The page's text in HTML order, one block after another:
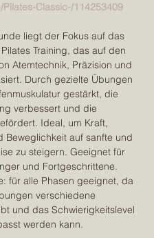
Classic-/114253409
liegt der Fokus auf das
Training, das auf den
Atemtechnik, Präzision und
Durch gezielte Übungen
gestärkt, die
verbessert und die
Ideal, um Kraft,
Beweglichkeit auf sanfte und
zu steigern. Geeignet für
und Fortgeschrittene.
für alle Phasen geeignet, da
verschiedene
und das Schwierigkeitslevel
werden kann.